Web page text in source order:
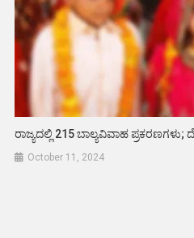
ರಾಜ್ಯದಲ್ಲಿ 215 ಬಾಲ್ಯವಿವಾಹ
October 11, 2024